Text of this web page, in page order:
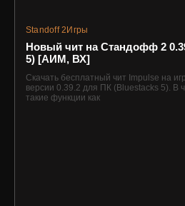
Standoff 2 Игры
Новый чит на Стандофф 2
5) [АИМ, ВХ]
Скачать бесплатный чит Impulse на
версии 0.39.2 для ПК (Bluestacks 5). В
такие функции как